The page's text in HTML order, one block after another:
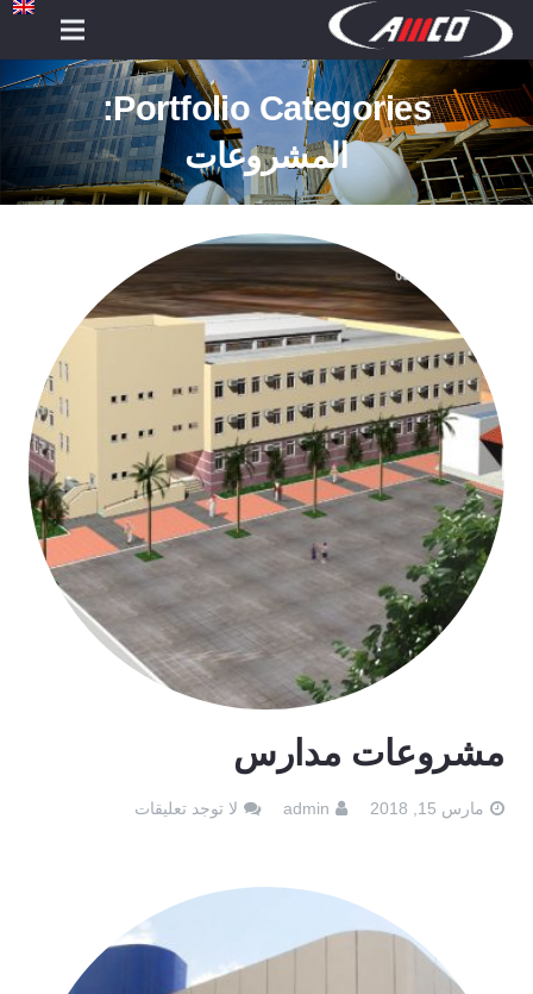
Portfolio Categories:
المشروعات
مشروعات مدارس
مارس 15, 2018 admin لا توجد تعليقات